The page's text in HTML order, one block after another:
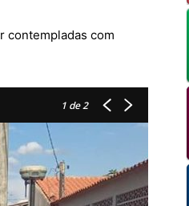
Commission | Cookies Policy
contempladas com
1 de 2